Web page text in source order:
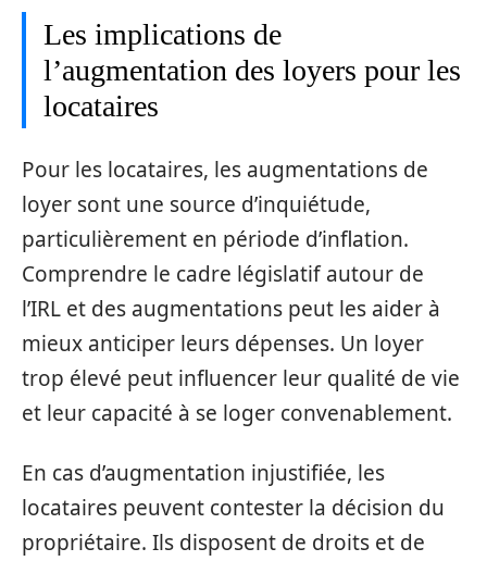
Les implications de
l’augmentation des loyers pour les
locataires
Pour les locataires, les augmentations de
loyer sont une source d’inquiétude,
particulièrement en période d’inflation.
Comprendre le cadre législatif autour de
l’IRL et des augmentations peut les aider à
mieux anticiper leurs dépenses. Un loyer
trop élevé peut influencer leur qualité de vie
et leur capacité à se loger convenablement.
En cas d’augmentation injustifiée, les
locataires peuvent contester la décision du
propriétaire. Ils disposent de droits et de